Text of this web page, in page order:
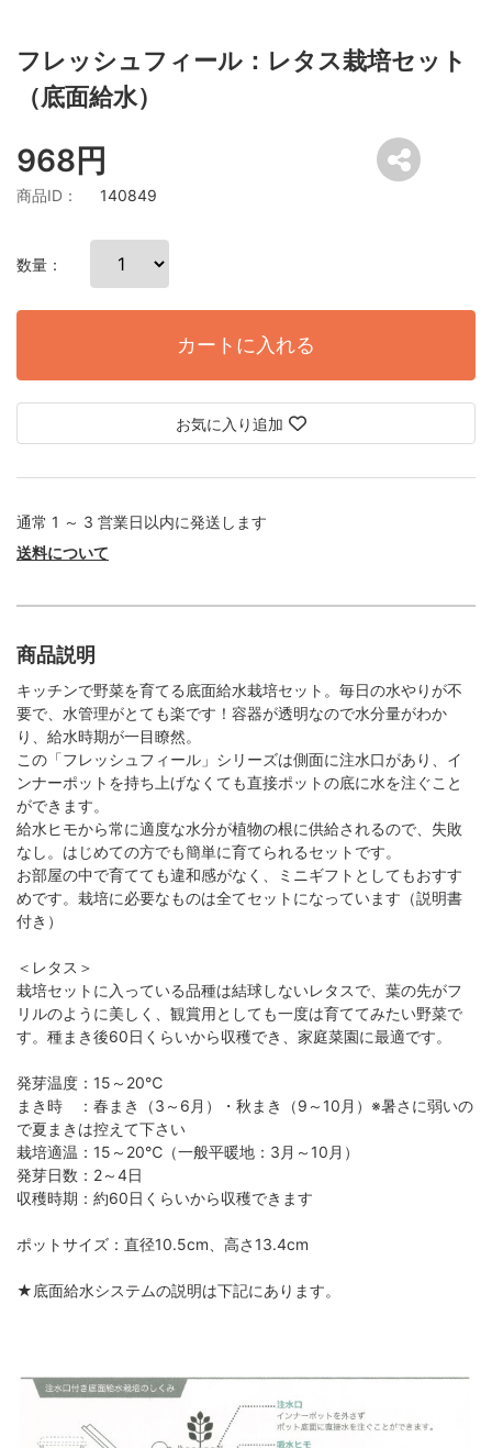
フレッシュフィール：レタス栽培セット
（底面給水）
968円
商品ID： 140849
数量：
カートに入れる
お気に入り追加
通常 1 ～ 3 営業日以内に発送します
送料について
商品説明
キッチンで野菜を育てる底面給水栽培セット。毎日の水やりが不
要で、水管理がとても楽です！容器が透明なので水分量がわか
り、給水時期が一目瞭然。
この「フレッシュフィール」シリーズは側面に注水口があり、イ
ンナーポットを持ち上げなくても直接ポットの底に水を注ぐこと
ができます。
給水ヒモから常に適度な水分が植物の根に供給されるので、失敗
なし。はじめての方でも簡単に育てられるセットです。
お部屋の中で育てても違和感がなく、ミニギフトとしてもおすす
めです。栽培に必要なものは全てセットになっています（説明書
付き）
＜レタス＞
栽培セットに入っている品種は結球しないレタスで、葉の先がフ
リルのように美しく、観賞用としても一度は育ててみたい野菜で
す。種まき後60日くらいから収穫でき、家庭菜園に最適です。
発芽温度：15～20℃
まき時 ：春まき（3～6月）・秋まき（9～10月）※暑さに弱いの
で夏まきは控えて下さい
栽培適温：15～20℃（一般平暖地：3月～10月）
発芽日数：2～4日
収穫時期：約60日くらいから収穫できます
ポットサイズ：直径10.5cm、高さ13.4cm
★底面給水システムの説明は下記にあります。